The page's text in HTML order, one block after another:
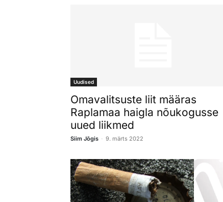
Uudised
Omavalitsuste liit määras
Raplamaa haigla nõukogusse
uued liikmed
Siim Jõgis - 9. märts 2022